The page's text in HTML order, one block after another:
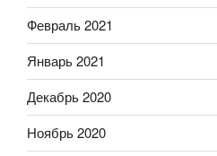
Февраль 2021
Январь 2021
Декабрь 2020
Ноябрь 2020